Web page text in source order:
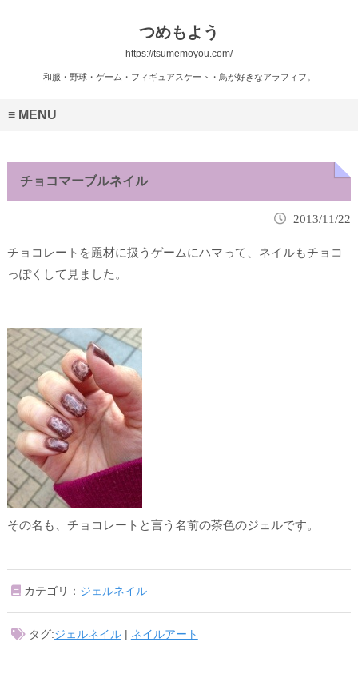
つめもよう
https://tsumemoyou.com/
和服・野球・ゲーム・フィギュアスケート・鳥が好きなアラフィフ。
MENU
チョコマーブルネイル
2013/11/22
チョコレートを題材に扱うゲームにハマって、ネイルもチョコ
っぽくして見ました。
その名も、チョコレートと言う名前の茶色のジェルです。
カテゴリ： ジェルネイル
タグ:ジェルネイル| ネイルアート